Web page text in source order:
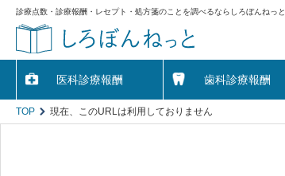
診療点数・診療報酬・レセプト・処方箋のことを調べるならしろぼんねっと
医科診療報酬 歯科診療報酬
TOP 現在、このURLは利用しておりません